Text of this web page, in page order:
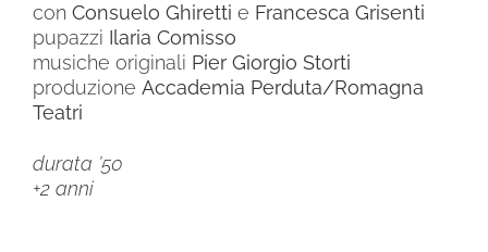
con Consuelo Ghiretti e Francesca Grisenti
pupazzi Ilaria Comisso
musiche originali Pier Giorgio Storti
produzione Accademia Perduta/Romagna
Teatri
durata ’50
+2 anni